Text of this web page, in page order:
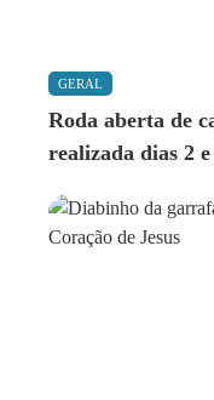
GERAL
Roda aberta de
realizada dias 2